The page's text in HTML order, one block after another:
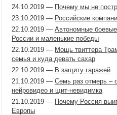
24.10.2019 — Почему мы не
23.10.2019 — Российские
22.10.2019 — Автономные
России и маленькие победы
22.10.2019 — Мощь твиттера
семья и куда девать сахар
22.10.2019 — В защиту гаражей
21.10.2019 — Семь раз отмерь –
нейровидео и щит-невидимка
21.10.2019 — Почему Россия
Европы